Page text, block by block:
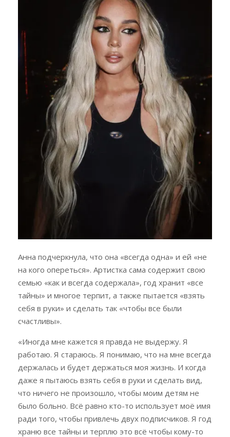
Анна подчеркнула, что она «всегда одна» и ей «не
на кого опереться». Артистка сама содержит свою
семью «как и всегда содержала», год хранит «все
тайны» и многое терпит, а также пытается «взять
себя в руки» и сделать так «чтобы все были
счастливы».
«Иногда мне кажется я правда не выдержу. Я
работаю. Я стараюсь. Я понимаю, что на мне всегда
держалась и будет держаться моя жизнь. И когда
даже я пытаюсь взять себя в руки и сделать вид,
что ничего не произошло, чтобы моим детям не
было больно. Всё равно кто-то использует моё имя
ради того, чтобы привлечь двух подписчиков. Я год
храню все тайны и терплю это всё чтобы кому-то